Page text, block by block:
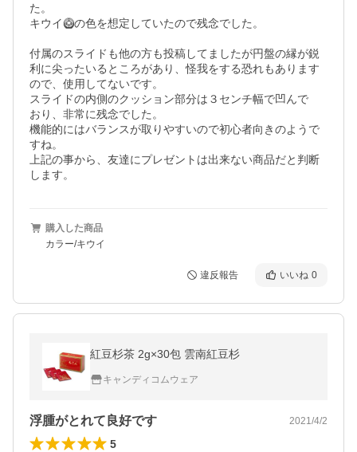
た。
キウイ🥝の色を想定していたので残念でした。
付属のスライドも他の方も投稿してましたが円盤の縁が鋭
利に尖ったいるところがあり、怪我をする恐れもあります
ので、使用してないです。
スライドの内側のクッション部分は３センチ幅で凹んで
おり、非常に残念でした。
機能的にはバランスが取りやすいので初心者向きのようで
すね。
上記の事から、友達にプレゼントは出来ない商品だと判断
します。
購入した商品
カラー/キウイ
違反報告 いいね 0
紅豆杉茶 2g×30包 雲南紅豆杉
キャンディコムウェア
浮腫がとれて良好です 2021/4/2
5